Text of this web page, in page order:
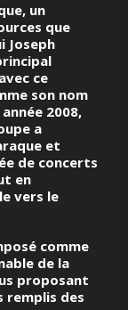
un
que
Joseph
ce
son nom
2008,
a
et
de concerts
en
vers le
comme
de la
proposant
remplis des